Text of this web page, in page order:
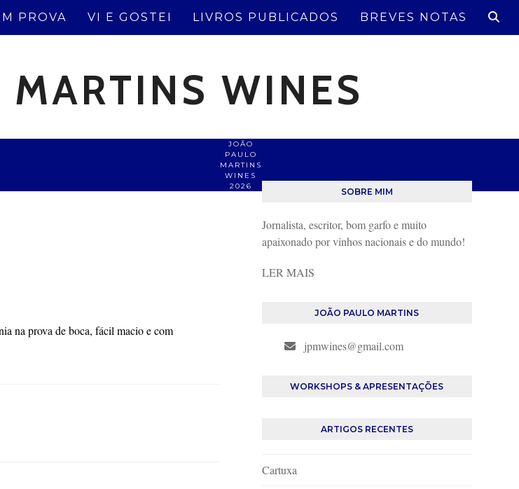
PROVA VI E GOSTEI LIVROS PUBLICADOS BREVES NOTAS
MARTINS WINES
na prova de boca, fácil macio e com
SOBRE MIM
Jornalista, escritor, bom garfo e muito
apaixonado por vinhos nacionais e do mundo!
LER MAIS
JOÃO PAULO MARTINS
jpmwines@gmail.com
WORKSHOPS & APRESENTAÇÕES
ARTIGOS RECENTES
Cartuxa
JOÃO
PAULO
MARTINS
WINES
2026